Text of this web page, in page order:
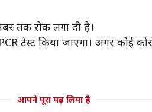
तक रोक लगा दी है।
टेस्ट किया जाएगा। अगर कोई
आपने पूरा पढ़ लिया है